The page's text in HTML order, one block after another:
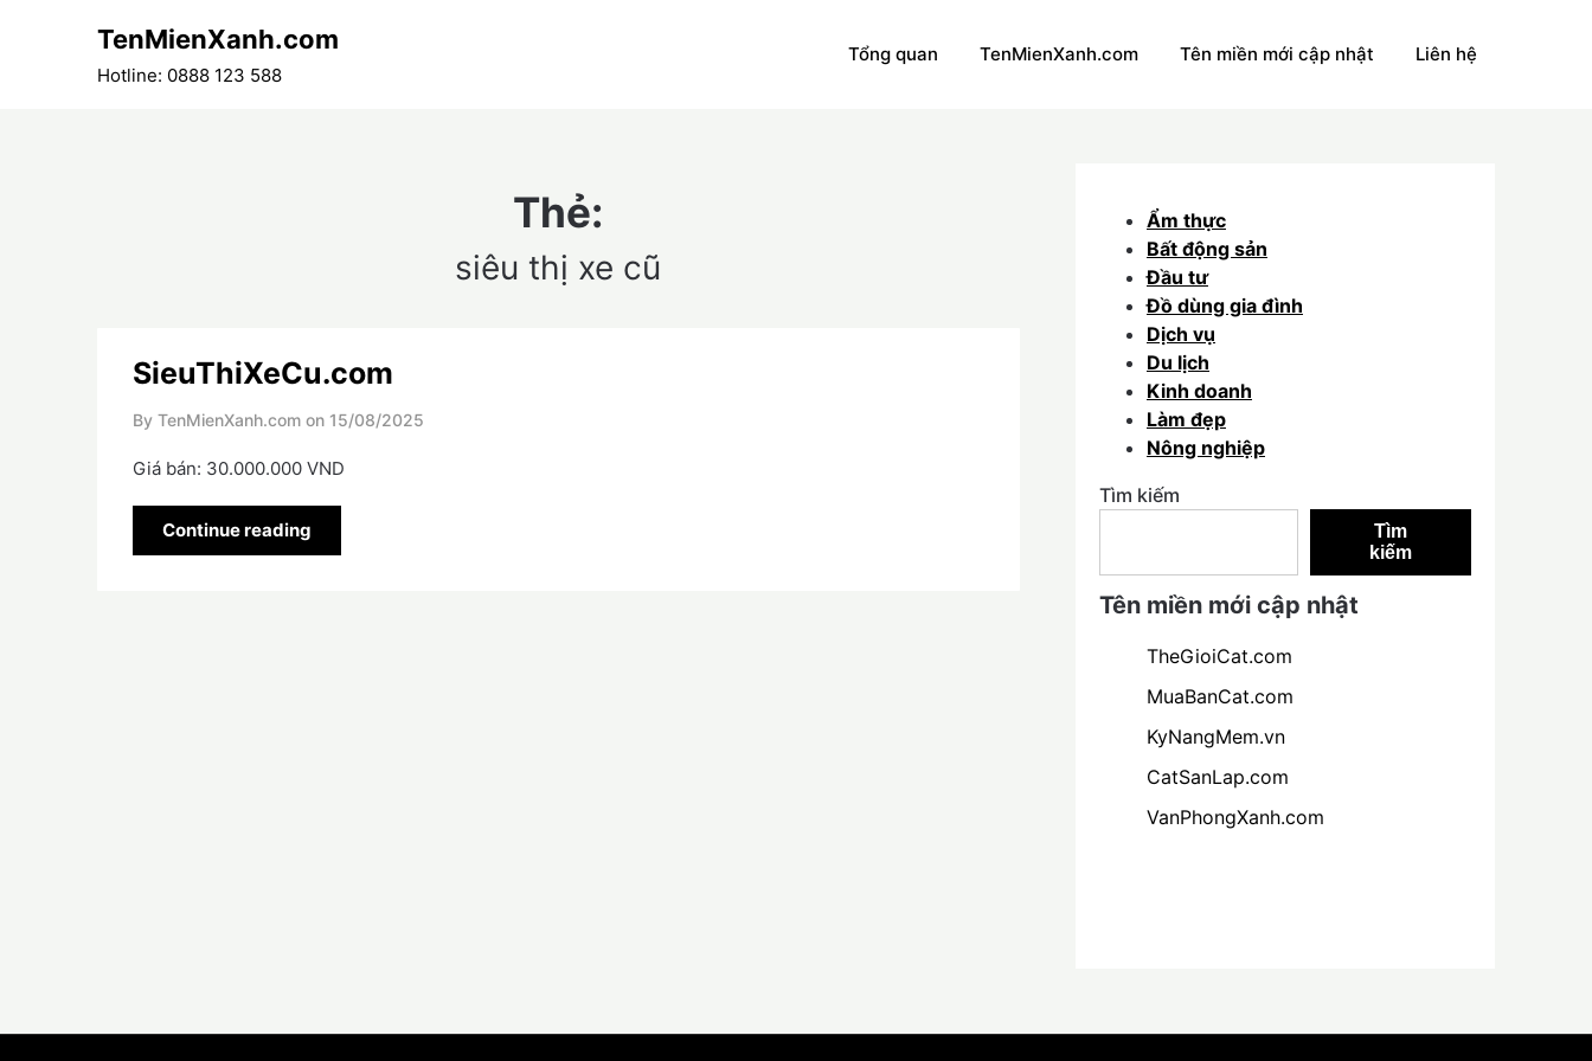
TenMienXanh.com
Hotline: 0888 123 588
Tổng quan TenMienXanh.com Tên miền mới cập nhật Liên hệ
Thẻ:
siêu thị xe cũ
SieuThiXeCu.com
By TenMienXanh.com on 15/08/2025
Giá bán: 30.000.000 VND
Continue reading
Ẩm thực
Bất động sản
Đầu tư
Đồ dùng gia đình
Dịch vụ
Du lịch
Kinh doanh
Làm đẹp
Nông nghiệp
Tìm kiếm
Tìm
kiếm
Tên miền mới cập nhật
TheGioiCat.com
MuaBanCat.com
KyNangMem.vn
CatSanLap.com
VanPhongXanh.com